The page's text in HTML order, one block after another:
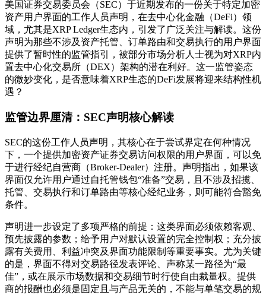
美国证券交易委员会（SEC）于近期发布的一份关于特定加密
资产用户界面的工作人员声明，在去中心化金融（DeFi）领
域，尤其是XRP Ledger生态内，引发了广泛关注与解读。这份
声明为那些不涉及资产托管、订单路由和交易执行的用户界面
提供了暂时性的监管指引，被部分市场分析人士视为对XRP内
置去中心化交易所（DEX）架构的潜在利好。这一监管姿态
的微妙变化，是否意味着XRP生态的DeFi发展将迎来结构性机
遇？
监管边界厘清：SEC声明核心解读
SEC的这份工作人员声明，其核心在于尝试界定在何种情况
下，一个提供加密资产证券交易访问权限的用户界面，可以免
于进行经纪自营商（Broker-Dealer）注册。声明指出，如果该
界面仅允许用户通过自托管钱包“准备”交易，且不涉及招揽、
托管、交易执行和订单路由等核心经纪业务，则可能符合豁免
条件。
声明进一步设定了多项严格的前提：这类界面必须依赖客观、
预先披露的参数；给予用户对默认设置的完全控制权；充分披
露有关费用、利益冲突及界面功能限制等重要事实。尤为关键
的是，界面不得对交易路径发表评论、声称某一路径为“最
佳”，或在展示市场数据和交易细节时行使自由裁量权。提供
商的报酬也必须是固定且与产品无关的，不能与单笔交易的规